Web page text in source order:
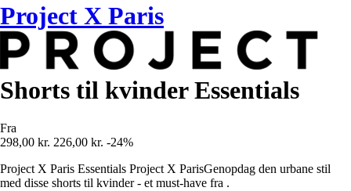
Project X Paris
Shorts til kvinder Essentials
Fra
298,00 kr. 226,00 kr. -24%
Project X Paris Essentials Project X ParisGenopdag den urbane stil
med disse shorts til kvinder - et must-have fra .